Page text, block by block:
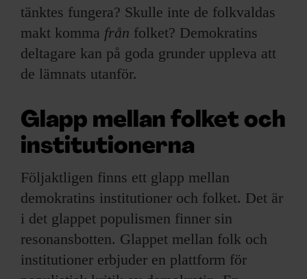
tänktes fungera? Skulle inte de folkvaldas
makt komma från folket? Demokratins
deltagare kan på goda grunder uppleva att
de lämnats utanför.
Glapp mellan folket och
institutionerna
Följaktligen finns ett glapp mellan
demokratins institutioner och folket. Det är
i det glappet populismen finner sin
resonansbotten. Glappet mellan folk och
institutioner erbjuder en plattform för